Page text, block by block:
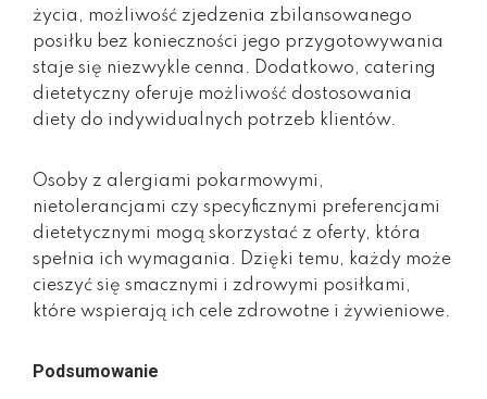
życia, możliwość zjedzenia zbilansowanego
posiłku bez konieczności jego przygotowywania
staje się niezwykle cenna. Dodatkowo, catering
dietetyczny oferuje możliwość dostosowania
diety do indywidualnych potrzeb klientów.
Osoby z alergiami pokarmowymi,
nietolerancjami czy specyficznymi preferencjami
dietetycznymi mogą skorzystać z oferty, która
spełnia ich wymagania. Dzięki temu, każdy może
cieszyć się smacznymi i zdrowymi posiłkami,
które wspierają ich cele zdrowotne i żywieniowe.
Podsumowanie